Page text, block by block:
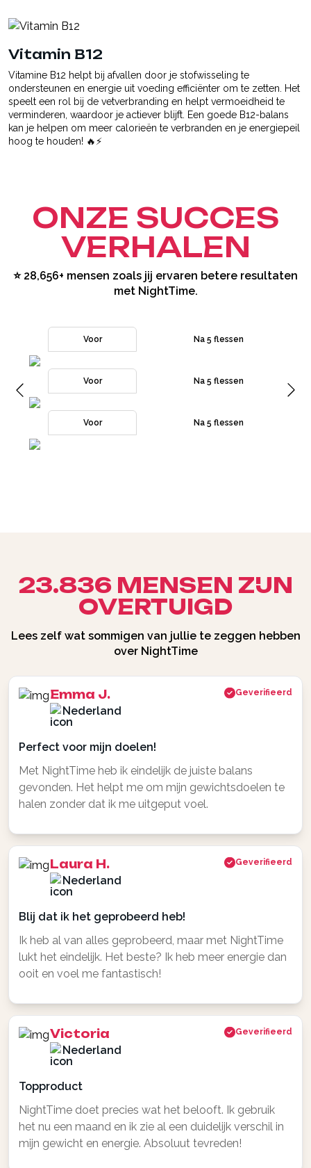
Vitamin B12
Vitamine B12 helpt bij afvallen door je stofwisseling te
ondersteunen en energie uit voeding efficiënter om te zetten. Het
speelt een rol bij de vetverbranding en helpt vermoeidheid te
verminderen, waardoor je actiever blijft. Een goede B12-balans
kan je helpen om meer calorieën te verbranden en je energiepeil
hoog te houden! 🔥⚡
ONZE SUCCES
VERHALEN
️⭐️ 28,656+ mensen zoals jij ervaren betere resultaten
met NightTime.
Voor Na 5 flessen
Voor Na 5 flessen
Voor Na 5 flessen
23.836 MENSEN ZIJN
OVERTUIGD
Lees zelf wat sommigen van jullie te zeggen hebben
over NightTime
Emma J.
Nederland
Geverifieerd
Perfect voor mijn doelen!
Met NightTime heb ik eindelijk de juiste balans
gevonden. Het helpt me om mijn gewichtsdoelen te
halen zonder dat ik me uitgeput voel.
Laura H.
Nederland
Geverifieerd
Blij dat ik het geprobeerd heb!
Ik heb al van alles geprobeerd, maar met NightTime
lukt het eindelijk. Het beste? Ik heb meer energie dan
ooit en voel me fantastisch!
Victoria
Nederland
Geverifieerd
Topproduct
NightTime doet precies wat het belooft. Ik gebruik
het nu een maand en ik zie al een duidelijk verschil in
mijn gewicht en energie. Absoluut tevreden!